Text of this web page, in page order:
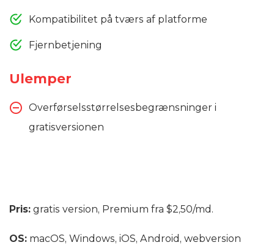
Kompatibilitet på tværs af platforme
Fjernbetjening
Ulemper
Overførselsstørrelsesbegrænsninger i
gratisversionen
Pris: gratis version, Premium fra $2,50/md.
OS: macOS, Windows, iOS, Android, webversion